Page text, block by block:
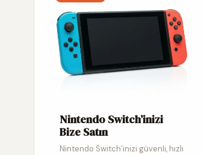
Nintendo Switch’inizi
Bize Satın
Nintendo Switch’inizi güvenli, hızlı